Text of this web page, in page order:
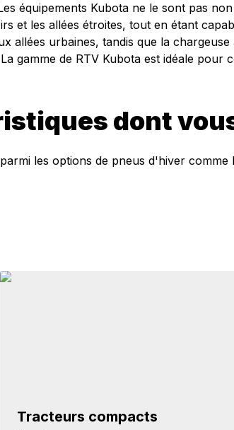
équipements Kubota ne le sont pas
et les allées étroites, tout en étant
allées urbaines, tandis que la
gamme de RTV Kubota est idéale pour
dont
les options de pneus d'hiver
Tracteurs compacts